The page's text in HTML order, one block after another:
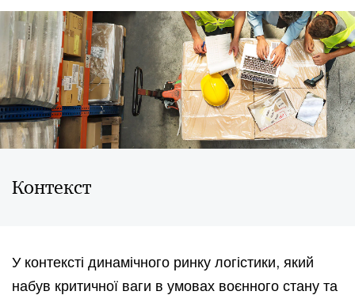
Контекст
У контексті динамічного ринку логістики, який
набув критичної ваги в умовах воєнного стану та